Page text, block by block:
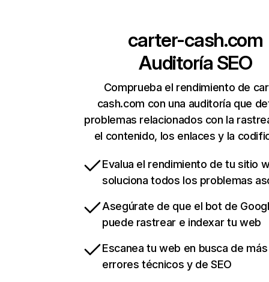
carter-cash.com
Auditoría SEO
Comprueba el rendimiento de
cash.com con una auditoría que
problemas relacionados con la
el contenido, los enlaces y la
Evalua el rendimiento de tu sitio
soluciona todos los problemas
Asegúrate de que el bot de
puede rastrear e indexar tu web
Escanea tu web en busca de
errores técnicos y de SEO